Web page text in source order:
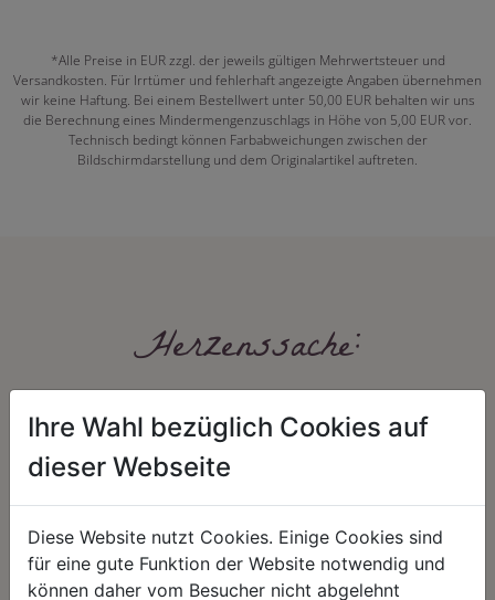
*Alle Preise in EUR zzgl. der jeweils gültigen Mehrwertsteuer und
Versandkosten. Für Irrtümer und fehlerhaft angezeigte Angaben übernehmen
wir keine Haftung. Bei einem Bestellwert unter 50,00 EUR behalten wir uns
die Berechnung eines Mindermengenzuschlags in Höhe von 5,00 EUR vor.
Technisch bedingt können Farbabweichungen zwischen der
Bildschirmdarstellung und dem Originalartikel auftreten.
Herzenssache:
HARMONIE
Unser Sortiment steht für ein
FAIRNESS
Nicht immer ist der günstigste Preis
Ihre Wahl bezüglich Cookies auf
dieser Webseite
Diese Website nutzt Cookies. Einige Cookies sind
für eine gute Funktion der Website notwendig und
können daher vom Besucher nicht abgelehnt